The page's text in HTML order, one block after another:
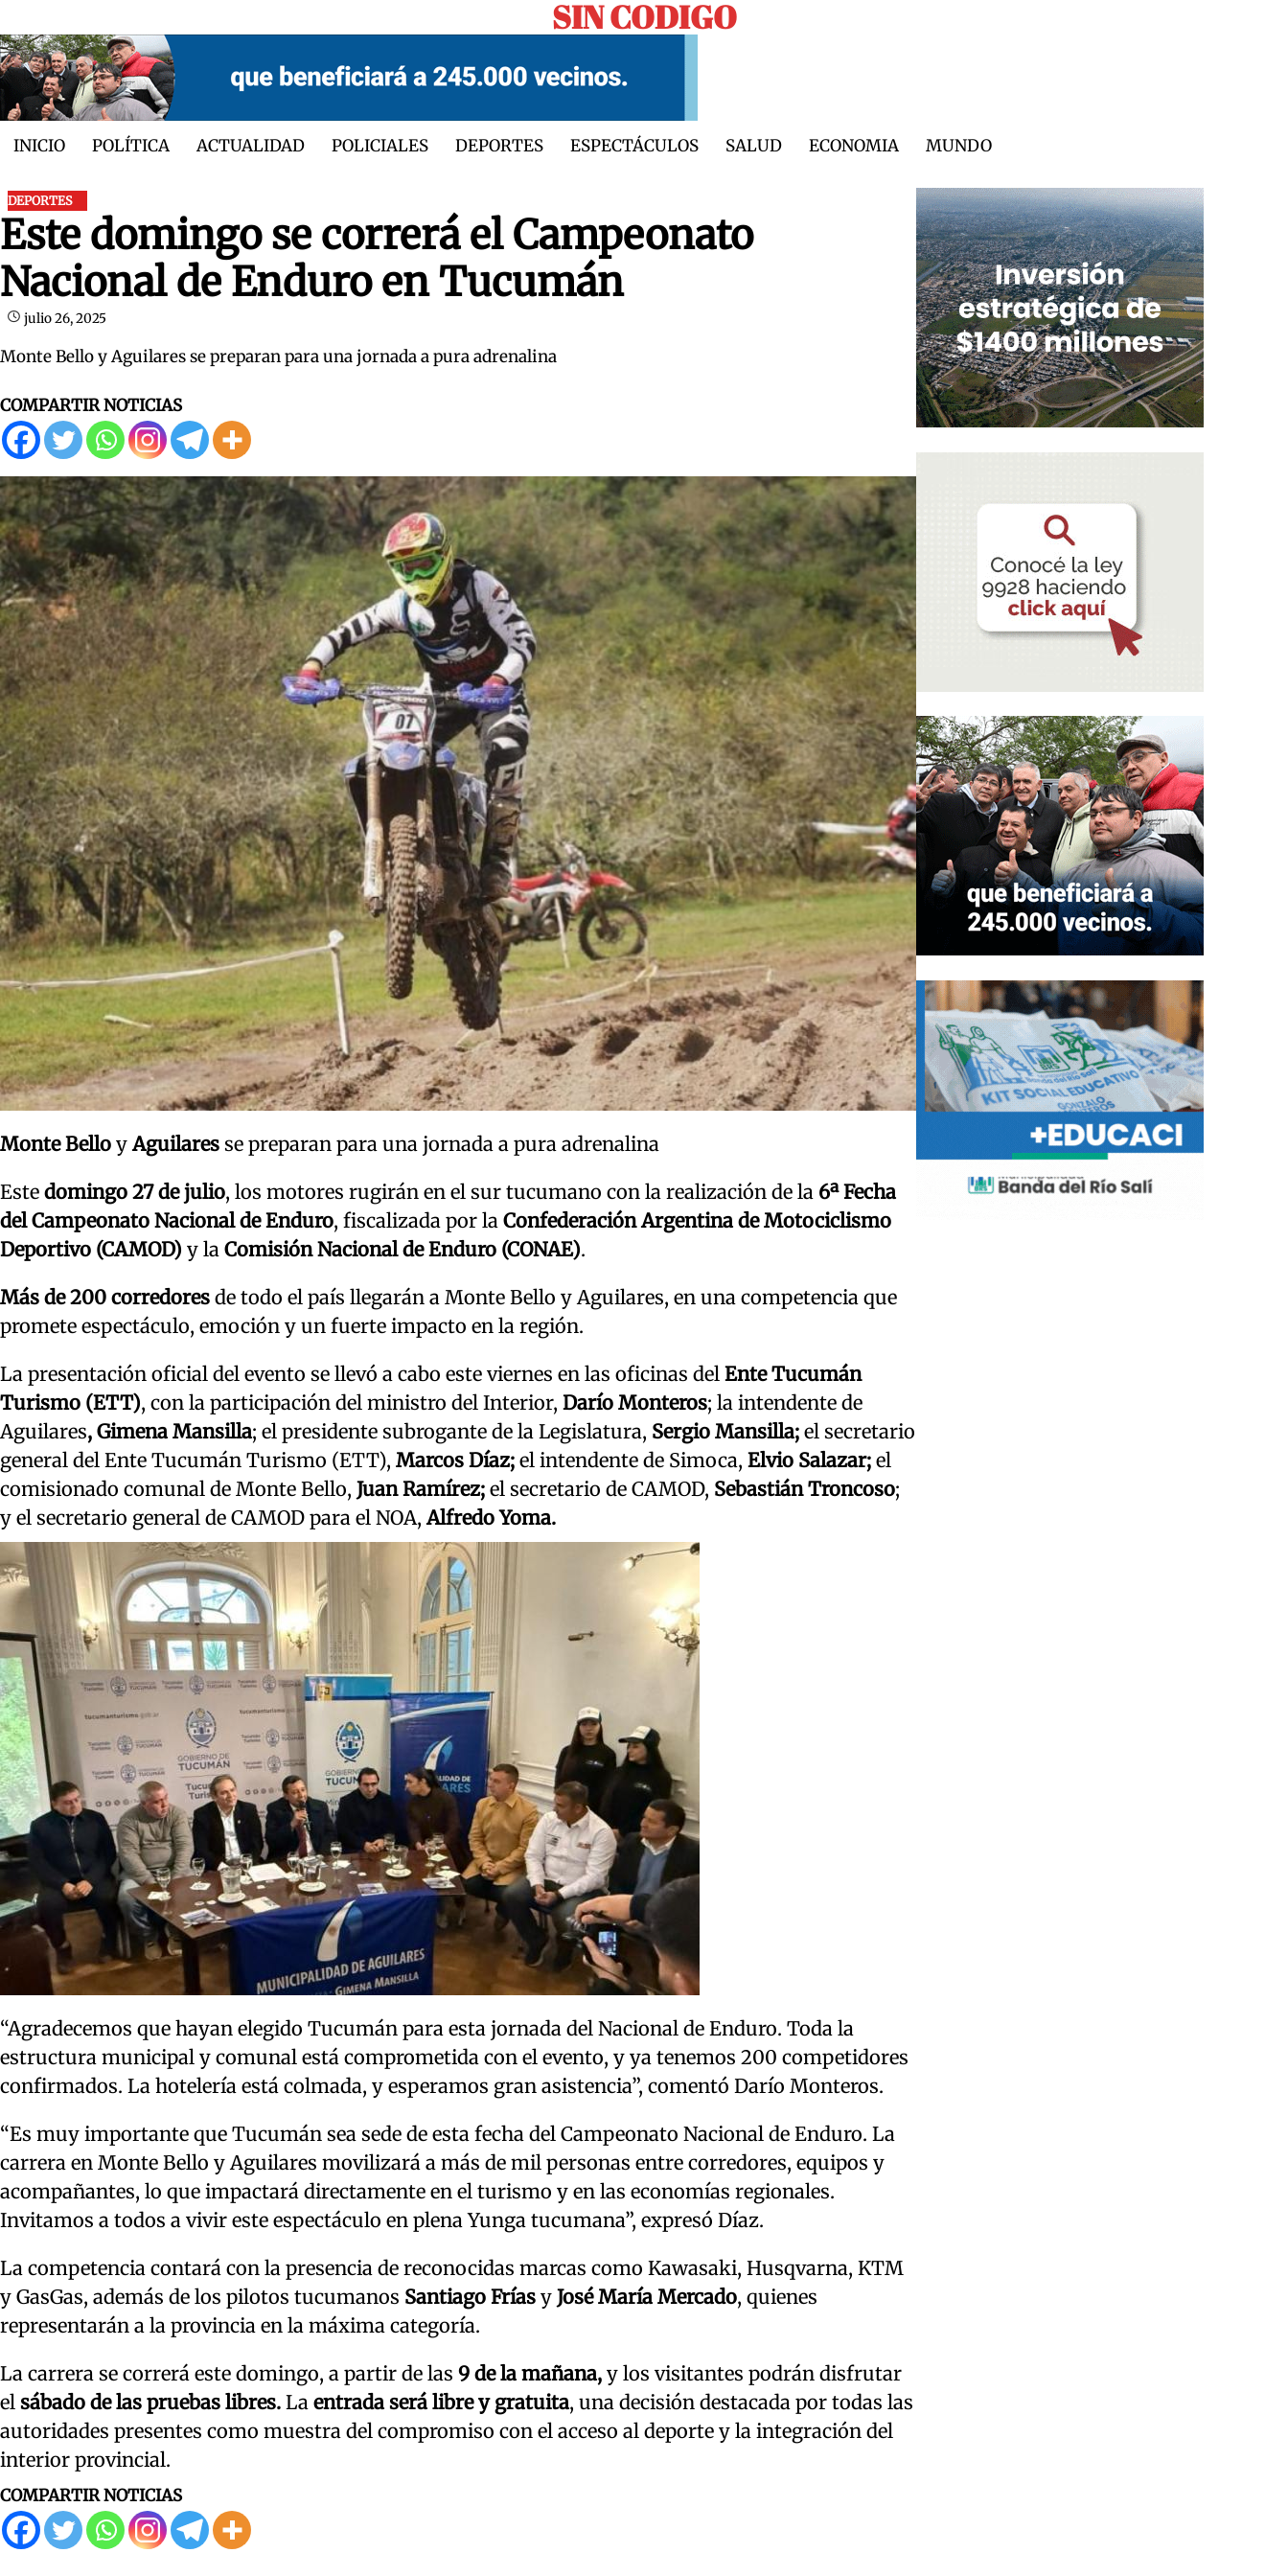
to
content
SIN CODIGO
INICIO POLÍTICA ACTUALIDAD POLICIALES DEPORTES ESPECTÁCULOS SALUD ECONOMIA MUNDO
DEPORTES
Este domingo se correrá el Campeonato
Nacional de Enduro en Tucumán
julio 26, 2025
Monte Bello y Aguilares se preparan para una jornada a pura adrenalina
COMPARTIR NOTICIAS
Monte Bello yAguilares se preparan para una jornada a pura adrenalina
Este domingo 27 de julio, los motores rugirán en el sur tucumano con la realización de la 6ª Fecha
del Campeonato Nacional de Enduro, fiscalizada por la Confederación Argentina de Motociclismo
Deportivo (CAMOD) y la Comisión Nacional de Enduro (CONAE).
Más de 200 corredores de todo el país llegarán a Monte Bello y Aguilares, en una competencia que
promete espectáculo, emoción y un fuerte impacto en la región.
La presentación oficial del evento se llevó a cabo este viernes en las oficinas del Ente Tucumán
Turismo (ETT), con la participación del ministro del Interior, Darío Monteros; la intendente de
Aguilares, Gimena Mansilla; el presidente subrogante de la Legislatura, Sergio Mansilla; el secretario
general del Ente Tucumán Turismo (ETT), Marcos Díaz; el intendente de Simoca, Elvio Salazar; el
comisionado comunal de Monte Bello, Juan Ramírez; el secretario de CAMOD, Sebastián Troncoso;
y el secretario general de CAMOD para el NOA,Alfredo Yoma.
“Agradecemos que hayan elegido Tucumán para esta jornada del Nacional de Enduro. Toda la
estructura municipal y comunal está comprometida con el evento, y ya tenemos 200 competidores
confirmados. La hotelería está colmada, y esperamos gran asistencia”, comentó Darío Monteros.
“Es muy importante que Tucumán sea sede de esta fecha del Campeonato Nacional de Enduro. La
carrera en Monte Bello y Aguilares movilizará a más de mil personas entre corredores, equipos y
acompañantes, lo que impactará directamente en el turismo y en las economías regionales.
Invitamos a todos a vivir este espectáculo en plena Yunga tucumana”, expresó Díaz.
La competencia contará con la presencia de reconocidas marcas como Kawasaki, Husqvarna, KTM
y GasGas, además de los pilotos tucumanos Santiago Frías y José María Mercado, quienes
representarán a la provincia en la máxima categoría.
La carrera se correrá este domingo, a partir de las 9 de la mañana, y los visitantes podrán disfrutar
el sábado de las pruebas libres. La entrada será libre y gratuita, una decisión destacada por todas las
autoridades presentes como muestra del compromiso con el acceso al deporte y la integración del
interior provincial.
COMPARTIR NOTICIAS